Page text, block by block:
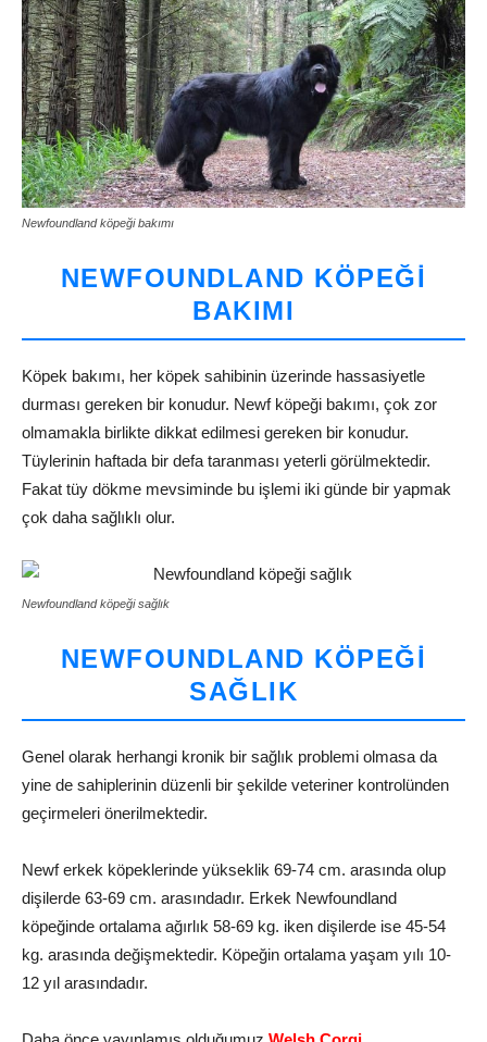
Newfoundland köpeği bakımı
NEWFOUNDLAND KÖPEĞI
BAKIMI
Köpek bakımı, her köpek sahibinin üzerinde hassasiyetle
durması gereken bir konudur. Newf köpeği bakımı, çok zor
olmamakla birlikte dikkat edilmesi gereken bir konudur.
Tüylerinin haftada bir defa taranması yeterli görülmektedir.
Fakat tüy dökme mevsiminde bu işlemi iki günde bir yapmak
çok daha sağlıklı olur.
Newfoundland köpeği sağlık
NEWFOUNDLAND KÖPEĞI
SAĞLIK
Genel olarak herhangi kronik bir sağlık problemi olmasa da
yine de sahiplerinin düzenli bir şekilde veteriner kontrolünden
geçirmeleri önerilmektedir.
Newf erkek köpeklerinde yükseklik 69-74 cm. arasında olup
dişilerde 63-69 cm. arasındadır. Erkek Newfoundland
köpeğinde ortalama ağırlık 58-69 kg. iken dişilerde ise 45-54
kg. arasında değişmektedir. Köpeğin ortalama yaşam yılı 10-
12 yıl arasındadır.